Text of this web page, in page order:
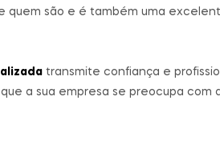
quem são e é também uma
transmite confiança e
a sua empresa se preocupa com